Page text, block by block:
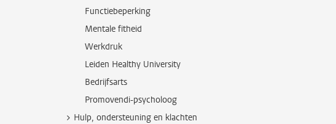
Functiebeperking
Mentale fitheid
Werkdruk
Leiden Healthy University
Bedrijfsarts
Promovendi-psycholoog
Hulp, ondersteuning en klachten